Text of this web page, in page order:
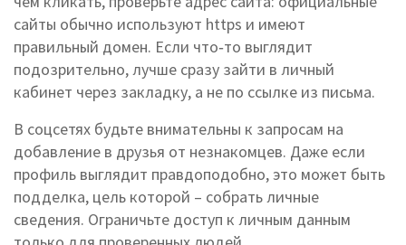
сайты обычно используют https и имеют
правильный домен. Если что‑то выглядит
подозрительно, лучше сразу зайти в личный
кабинет через закладку, а не по ссылке из письма.
В соцсетях будьте внимательны к запросам на
добавление в друзья от незнакомцев. Даже если
профиль выглядит правдоподобно, это может быть
подделка, цель которой – собрать личные
сведения. Ограничьте доступ к личным данным